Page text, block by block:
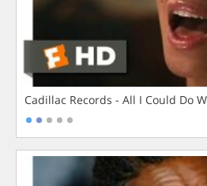
Cadillac Records - All I Could Do